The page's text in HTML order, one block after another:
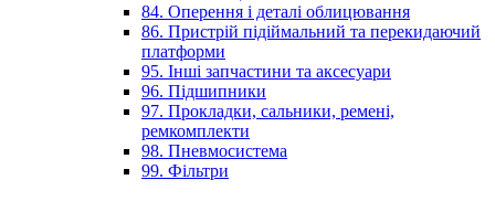
84. Оперення і деталі облицювання
86. Пристрій підіймальний та перекидаючий
платформи
95. Інші запчастини та аксесуари
96. Підшипники
97. Прокладки, сальники, ремені,
ремкомплекти
98. Пневмосистема
99. Фільтри